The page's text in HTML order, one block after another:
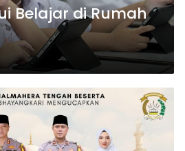
Belajar di Rumah